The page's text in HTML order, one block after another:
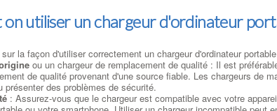
utiliser un chargeur d'ordinateur
la façon d'utiliser correctement un chargeur d'ordinateur
ou un chargeur de remplacement de qualité : Il est
de qualité provenant d'une source fiable. Les chargeurs de
présenter des problèmes de sécurité.
: Assurez-vous que le chargeur est compatible avec votre